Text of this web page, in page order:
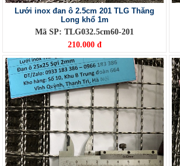
Lưới inox đan ô 2.5cm 201 TLG Thăng
Long khổ 1m
Mã SP: TLG032.5cm60-201
210.000 đ